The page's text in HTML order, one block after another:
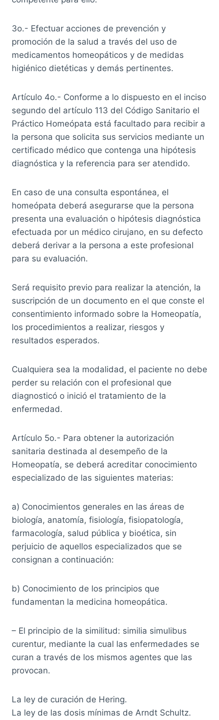
3o.- Efectuar acciones de prevención y
promoción de la salud a través del uso de
medicamentos homeopáticos y de medidas
higiénico dietéticas y demás pertinentes.
Artículo 4o.- Conforme a lo dispuesto en el inciso
segundo del artículo 113 del Código Sanitario el
Práctico Homeópata está facultado para recibir a
la persona que solicita sus servicios mediante un
certificado médico que contenga una hipótesis
diagnóstica y la referencia para ser atendido.
En caso de una consulta espontánea, el
homeópata deberá asegurarse que la persona
presenta una evaluación o hipótesis diagnóstica
efectuada por un médico cirujano, en su defecto
deberá derivar a la persona a este profesional
para su evaluación.
Será requisito previo para realizar la atención, la
suscripción de un documento en el que conste el
consentimiento informado sobre la Homeopatía,
los procedimientos a realizar, riesgos y
resultados esperados.
Cualquiera sea la modalidad, el paciente no debe
perder su relación con el profesional que
diagnosticó o inició el tratamiento de la
enfermedad.
Artículo 5o.- Para obtener la autorización
sanitaria destinada al desempeño de la
Homeopatía, se deberá acreditar conocimiento
especializado de las siguientes materias:
a) Conocimientos generales en las áreas de
biología, anatomía, fisiología, fisiopatología,
farmacología, salud pública y bioética, sin
perjuicio de aquellos especializados que se
consignan a continuación:
b) Conocimiento de los principios que
fundamentan la medicina homeopática.
– El principio de la similitud: similia simulibus
curentur, mediante la cual las enfermedades se
curan a través de los mismos agentes que las
provocan.
La ley de curación de Hering.
La ley de las dosis mínimas de Arndt Schultz.